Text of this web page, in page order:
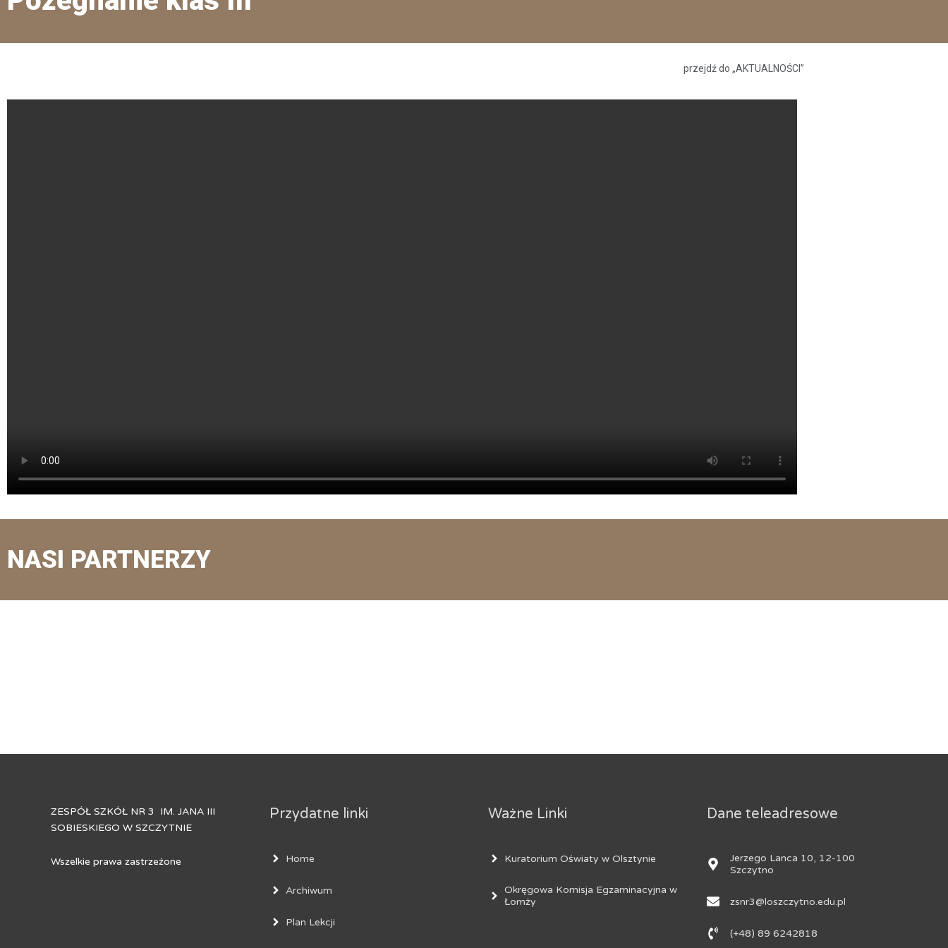
przejdź do „AKTUALNOŚCI”
NASI PARTNERZY
ZESPÓŁ SZKÓŁ NR 3 IM. JANA III
SOBIESKIEGO W SZCZYTNIE
Wszelkie prawa zastrzeżone
Przydatne linki
Home
Archiwum
Plan Lekcji
Ważne Linki
Kuratorium Oświaty w Olsztynie
Okręgowa Komisja Egzaminacyjna w
Łomży
Dane teleadresowe
Jerzego Lanca 10, 12-100
Szczytno
zsnr3@loszczytno.edu.pl
(+48) 89 6242818